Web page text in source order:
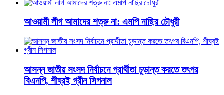
আওয়ামী লীগ আমাদের শত্রু না: এমপি নাছির চৌধুরী
আসন্ন জাতীয় সংসদ নির্বাচনে প্রার্থীতা চুড়ান্ত করতে তৎপর
বিএনপি, শীঘ্রই গ্রীন সিগনাল